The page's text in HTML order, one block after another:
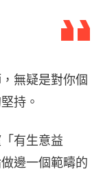
無疑是對你個
持。
有生意益
邊一個範疇的